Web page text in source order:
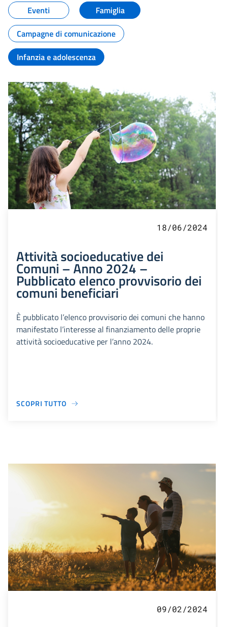
Eventi
Famiglia
Campagne di comunicazione
Infanzia e adolescenza
18/06/2024
Attività socioeducative dei
Comuni – Anno 2024 –
Pubblicato elenco provvisorio dei
comuni beneficiari
È pubblicato l’elenco provvisorio dei comuni che hanno
manifestato l’interesse al finanziamento delle proprie
attività socioeducative per l’anno 2024.
SCOPRI TUTTO
09/02/2024